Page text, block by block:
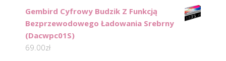
Gembird Cyfrowy Budzik Z Funkcją
Bezprzewodowego Ładowania Srebrny
(Dacwpc01S)
69.00zł